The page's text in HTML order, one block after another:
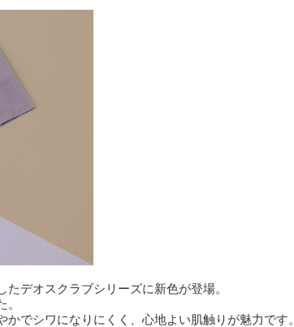
デオスクラブシリーズに新色が登場。
でシワになりにくく、心地よい肌触りが魅力です。